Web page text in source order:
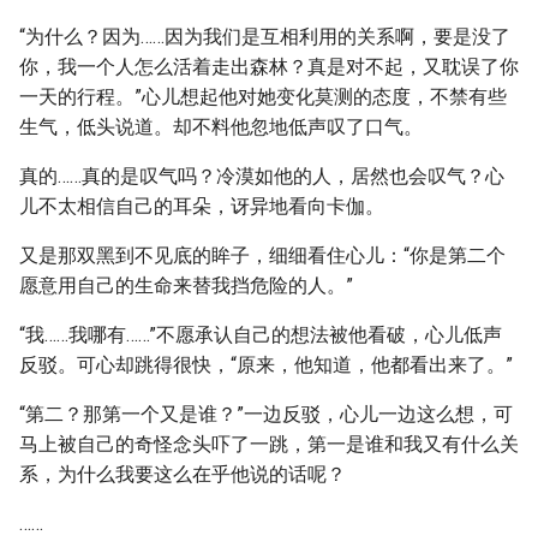
“为什么？因为……因为我们是互相利用的关系啊，要是没了
你，我一个人怎么活着走出森林？真是对不起，又耽误了你
一天的行程。”心儿想起他对她变化莫测的态度，不禁有些
生气，低头说道。却不料他忽地低声叹了口气。
真的……真的是叹气吗？冷漠如他的人，居然也会叹气？心
儿不太相信自己的耳朵，讶异地看向卡伽。
又是那双黑到不见底的眸子，细细看住心儿：“你是第二个
愿意用自己的生命来替我挡危险的人。”
“我……我哪有……”不愿承认自己的想法被他看破，心儿低声
反驳。可心却跳得很快，“原来，他知道，他都看出来了。”
“第二？那第一个又是谁？”一边反驳，心儿一边这么想，可
马上被自己的奇怪念头吓了一跳，第一是谁和我又有什么关
系，为什么我要这么在乎他说的话呢？
……